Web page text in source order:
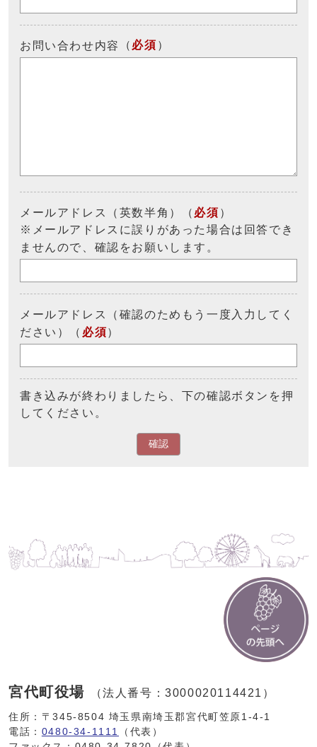
お問い合わせ内容 （ 必須 ）
メールアドレス（英数半角）（ 必須 ）
※メールアドレスに誤りがあった場合は回答でき
ませんので、確認をお願いします。
メールアドレス（確認のためもう一度入力してく
ださい）（ 必須）
書き込みが終わりましたら、下の確認ボタンを押
してください。
確認
宮代町役場 （法人番号：3000020114421）
住所：〒345-8504 埼玉県南埼玉郡宮代町笠原1-4-1
電話： 0480-34-1111
（代表）